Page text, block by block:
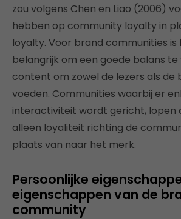
zou volgens Chen en Liao (2006)
hebben op community loyalty in
loyalty. Voor brand communities is
belangrijk om een goede balans te
content om zowel de lezers als de
voeden. Communities waarbij er
interactiviteit wordt gericht, lopen
alleen loyaliteit richting de
plaats van naar het merk.
Persoonlijke
eigenschappen van de
community